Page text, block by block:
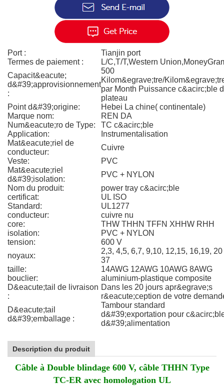
Port :
Tianjin port
Termes de paiement :
L/C,T/T,Western
Capacit&eacute;
d&#39;approvisionnement
:
500
Kilom&egrave;tre/
par Month Puissance c&acirc;ble
plateau
Point d&#39;origine:
Hebei La chine( continentale)
Marque nom:
REN DA
Num&eacute;ro de Type:
TC c&acirc;ble
Application:
Instrumentalisation
Mat&eacute;riel de
conducteur:
Cuivre
Veste:
PVC
Mat&eacute;riel
d&#39;isolation:
PVC + NYLON
Nom du produit:
power tray c&acirc;ble
certificat:
UL ISO
Standard:
UL1277
conducteur:
cuivre nu
core:
THW THHN TFFN XHHW RHH
isolation:
PVC + NYLON
tension:
600 V
noyaux:
2,3, 4,5, 6,7, 9,10, 12,15, 16,19, 20
37
taille:
14AWG 12AWG 10AWG 8AWG
bouclier:
aluminium-plastique composite
D&eacute;tail de livraison
:
Dans les 20 jours apr&egrave;s
r&eacute;ception de votre
D&eacute;tail
d&#39;emballage :
Tambour standard
d&#39;exportation pour
d&#39;alimentation
Description du produit
Câble à Double blindage 600 V, câble THHN Type
TC-ER avec homologation UL